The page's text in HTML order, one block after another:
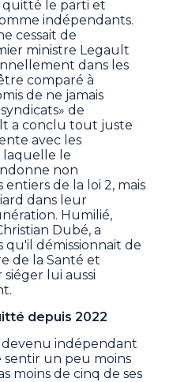
quitté le parti et
indépendants.
cessait de
ministre Legault
dans les
comparé à
de ne jamais
de
a conclu tout juste
avec les
laquelle le
non
de la loi 2, mais
dans leur
Humilié,
Dubé, a
qu'il démissionnait de
de la Santé et
lui aussi
depuis 2022
indépendant
sentir un peu moins
moins de cinq de ses